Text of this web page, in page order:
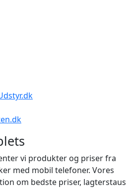
vi produkter og priser fra
med mobil telefoner. Vores
om bedste priser, lagterstaus